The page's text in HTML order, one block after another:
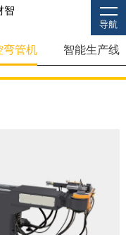
智
导航
弯管机 智能生产线